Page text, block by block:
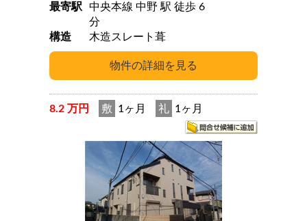
最寄駅
中央本線 中野 駅 徒歩 6
分
構造
木造スレート葺
8.2 万円 敷 1ヶ月 礼 1ヶ月